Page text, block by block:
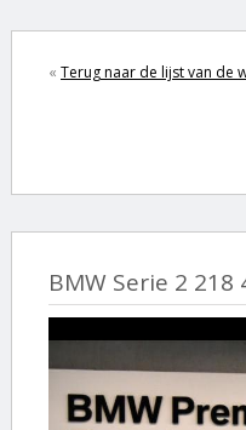
« Terug naar de lijst van de
BMW Serie 2 218